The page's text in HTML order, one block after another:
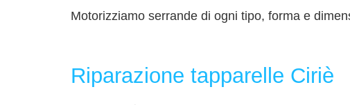
Motorizziamo serrande di ogni tipo, forma e
Riparazione tapparelle Ciriè